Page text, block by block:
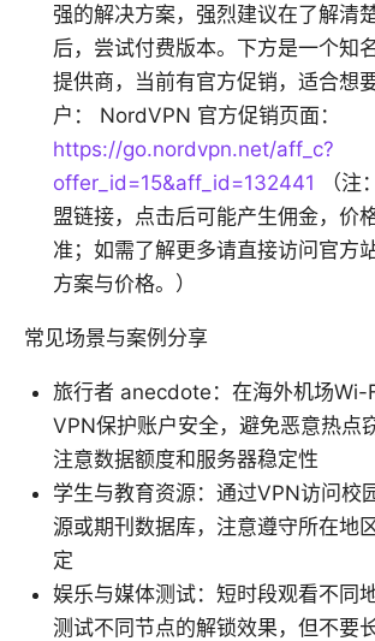
强的解决方案，强烈建议在了解清
后，尝试付费版本。下方是一个知
提供商，当前有官方促销，适合想
户： NordVPN 官方促销页面：
https://go.nordvpn.net/aff_c?
offer_id=15&aff_id=132441 （注
盟链接，点击后可能产生佣金，价
准；如需了解更多请直接访问官方
方案与价格。）
常见场景与案例分享
旅行者 anecdote：在海外机场Wi-
VPN保护账户安全，避免恶意热点
注意数据额度和服务器稳定性
学生与教育资源：通过VPN访问校
源或期刊数据库，注意遵守所在地
定
娱乐与媒体测试：短时段观看不同
测试不同节点的解锁效果，但不要